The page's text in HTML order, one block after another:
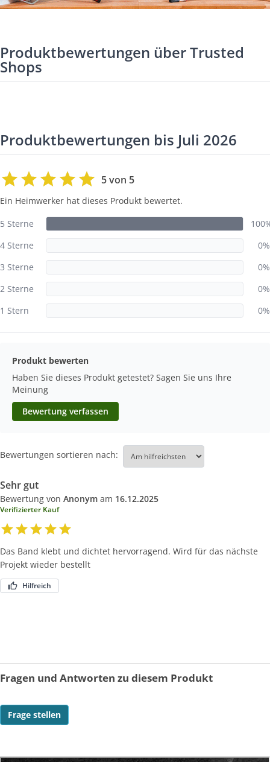
Produktbewertungen über Trusted
Shops
Produktbewertungen bis Juli 2026
5 von 5
Ein Heimwerker hat dieses Produkt bewertet.
5 Sterne
4 Sterne
0%
3 Sterne
0%
2 Sterne
0%
1 Stern
0%
Produkt bewerten
Haben Sie dieses Produkt getestet? Sagen Sie uns Ihre
Meinung
Bewertung verfassen
Bewertungen sortieren nach:
Sehr gut
Bewertung von Anonym am 16.12.2025
Verifizierter Kauf
Das Band klebt und dichtet hervorragend. Wird für das nächste
Projekt wieder bestellt
Hilfreich
Fragen und Antworten zu diesem Produkt
Frage stellen